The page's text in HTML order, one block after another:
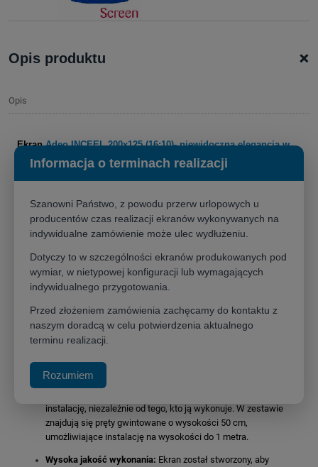
Opis produktu +
Opis
EkranAdeo INCEEL200x125 (16:10)- niewidoczna elegancja w
Twoim wnętrzu
Stwórz idealne warunki do projekcji bez zakłócania estetyki Twojego
wnętrza.
Ekran projekcyjny Adeo Inceel 200x125cm
to kwintesencja
dyskretnej elegancji i funkcjonalności, zaprojektowana, by zintegrować
się z podwieszanym sufitem. Dzięki innowacyjnemu systemowi
używany, co pozwala zachować czystą i minimalistyczną przestrzeń w
Twoim domu lub biurze.
Kluczowe cechy Adeo Inceel 200x125 (16:10)
Dyskretna instalacja:Innowacyjny system montażu pozwala na
ukrycie ekranu w podwieszanym suficie, a dzięki dwóm
niewidoczny, idealnie współgrając z otoczeniem.
instalację, niezależnie od tego, kto ją wykonuje. W zestawie
znajdują się pręty gwintowane o wysokości 50 cm,
umożliwiające instalację na wysokości do 1 metra.
Wysoka jakość wykonania: Ekran został stworzony, aby
Informacja o terminach realizacji
Szanowni Państwo, z powodu przerw urlopowych u
producentów czas realizacji ekranów wykonywanych na
indywidualne zamówienie może ulec wydłużeniu.
Dotyczy to w szczególności ekranów produkowanych pod
wymiar, w nietypowej konfiguracji lub wymagających
indywidualnego przygotowania.
Przed złożeniem zamówienia zachęcamy do kontaktu z
naszym doradcą w celu potwierdzenia aktualnego
terminu realizacji.
Rozumiem